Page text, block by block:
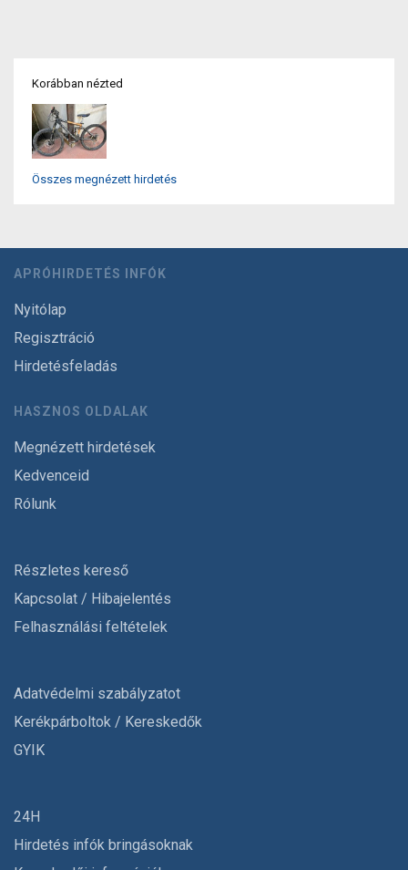
Korábban nézted
Összes megnézett hirdetés
APRÓHIRDETÉS INFÓK
Nyitólap
Regisztráció
Hirdetésfeladás
HASZNOS OLDALAK
Megnézett hirdetések
Kedvenceid
Rólunk
Részletes kereső
Kapcsolat / Hibajelentés
Felhasználási feltételek
Adatvédelmi szabályzatot
Kerékpárboltok / Kereskedők
GYIK
24H
Hirdetés infók bringásoknak